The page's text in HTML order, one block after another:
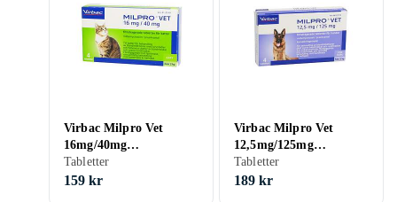
Virbac Milpro Vet
16mg/40mg
Filmdragerade
Tabletter för Katter 4st
Tabletter
159 kr
Virbac Milpro Vet
12,5mg/125mg
Filmdragerade
Tabletter för Hundar
Tabletter
189 kr